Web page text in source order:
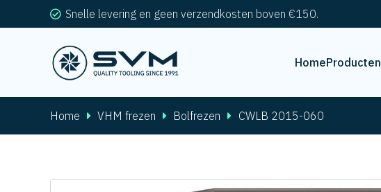
Snelle levering en geen verzendkosten boven €150.
HomeProducten
Home VHM frezen Bolfrezen CWLB 2015-060